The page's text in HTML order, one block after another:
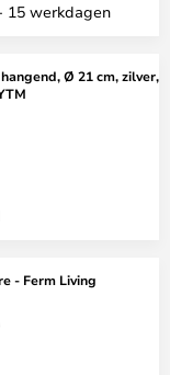
15 werkdagen
Ø 21 cm, zilver,
- Ferm Living